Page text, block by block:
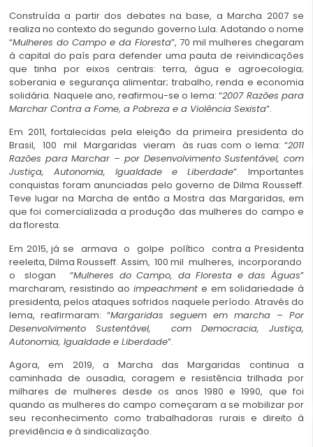
Construída a partir dos debates na base, a Marcha 2007 se
realiza no contexto do segundo governo Lula. Adotando o nome
“Mulheres do Campo e da Floresta”, 70 mil mulheres chegaram
à capital do país para defender uma pauta de reivindicações
que tinha por eixos centrais: terra, água e agroecologia;
soberania e segurança alimentar; trabalho, renda e economia
solidária. Naquele ano, reafirmou-se o lema: “2007 Razões para
Marchar Contra a Fome, a Pobreza e a Violência Sexista”.
Em 2011, fortalecidas pela eleição da primeira presidenta do
Brasil, 100 mil Margaridas vieram às ruas com o lema: “2011
Razões para Marchar – por Desenvolvimento Sustentável, com
Justiça, Autonomia, Igualdade e Liberdade”. Importantes
conquistas foram anunciadas pelo governo de Dilma Rousseff.
Teve lugar na Marcha de então a Mostra das Margaridas, em
que foi comercializada a produção das mulheres do campo e
da floresta.
Em 2015, já se armava o golpe político contra a Presidenta
reeleita, Dilma Rousseff. Assim, 100 mil mulheres, incorporando
o slogan “Mulheres do Campo, da Floresta e das Águas”
marcharam, resistindo ao impeachmente em solidariedade à
presidenta, pelos ataques sofridos naquele período. Através do
lema, reafirmaram: “Margaridas seguem em marcha – Por
Desenvolvimento Sustentável, com Democracia, Justiça,
Autonomia, Igualdade e Liberdade”.
Agora, em 2019, a Marcha das Margaridas continua a
caminhada de ousadia, coragem e resistência trilhada por
milhares de mulheres desde os anos 1980 e 1990, que foi
quando as mulheres do campo começaram a se mobilizar por
seu reconhecimento como trabalhadoras rurais e direito à
previdência e à sindicalização.